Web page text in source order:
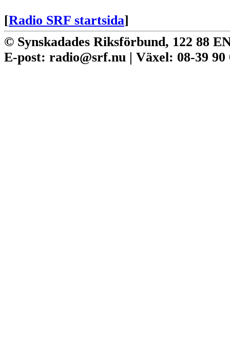
[Radio SRF startsida]
© Synskadades Riksförbund, 122 88
E-post: radio@srf.nu | Växel: 08-39 90